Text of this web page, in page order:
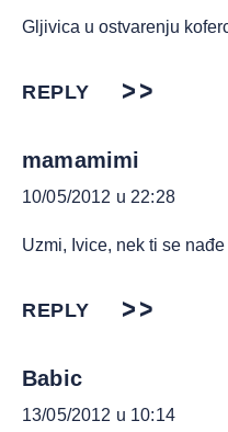
Gljivica u ostvarenju
REPLY
mamamimi
10/05/2012 u 22:28
Uzmi, Ivice, nek ti se
REPLY
Babic
13/05/2012 u 10:14